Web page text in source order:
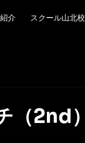
介 スクール山北校
（2nd）